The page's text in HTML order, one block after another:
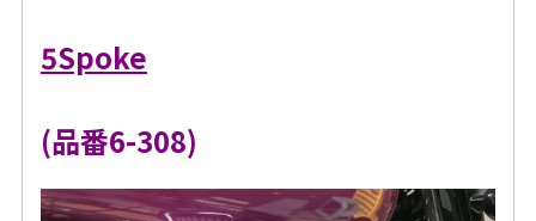
5Spoke
(品番6-308)